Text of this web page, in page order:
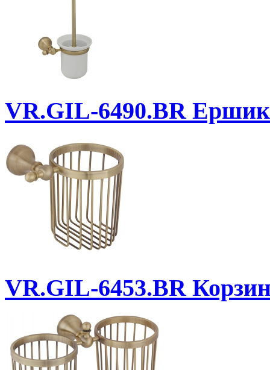
VR.GIL-6490.BRЕршик
VR.GIL-6453.BR